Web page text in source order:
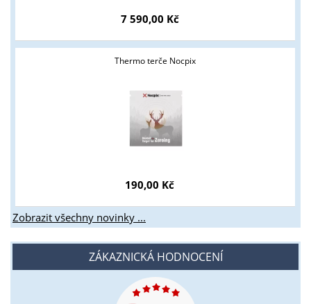
7 590,00 Kč
Thermo terče Nocpix
190,00 Kč
Zobrazit všechny novinky ...
ZÁKAZNICKÁ HODNOCENÍ